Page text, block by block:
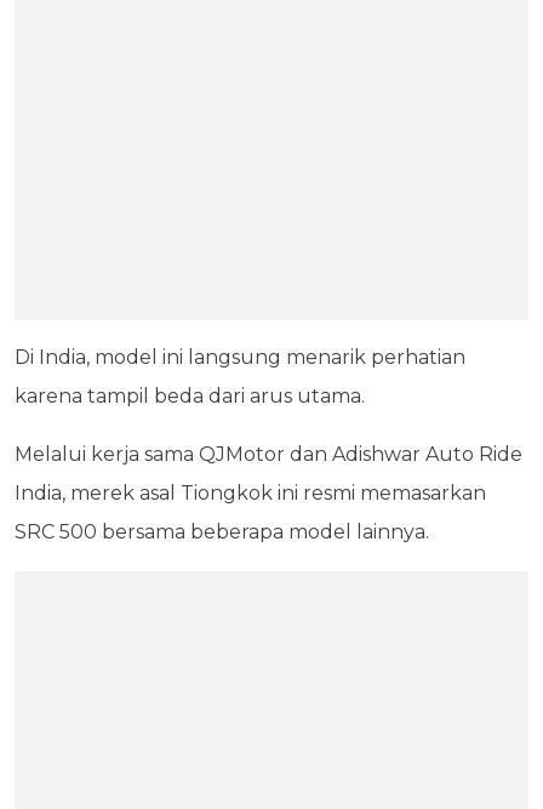
Di India, model ini langsung menarik perhatian
karena tampil beda dari arus utama.
Melalui kerja sama QJMotor dan Adishwar Auto Ride
India, merek asal Tiongkok ini resmi memasarkan
SRC 500 bersama beberapa model lainnya.